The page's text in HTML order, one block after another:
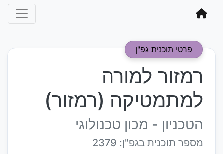
פרטי תוכנית גפ"ן
רמזור למורה
למתמטיקה (רמזור)
הטכניון - מכון טכנולוגי
מספר תוכנית בגפ"ן: 2379